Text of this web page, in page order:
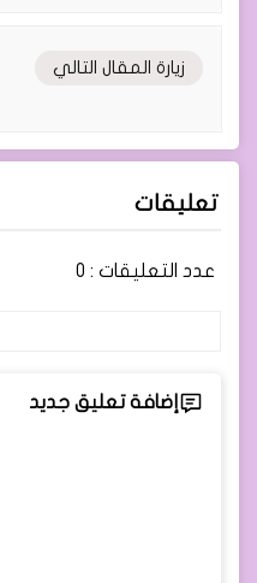
زيارة المقال التالي
تعليقات
عدد التعليقات : 0
إضافة تعليق جديد